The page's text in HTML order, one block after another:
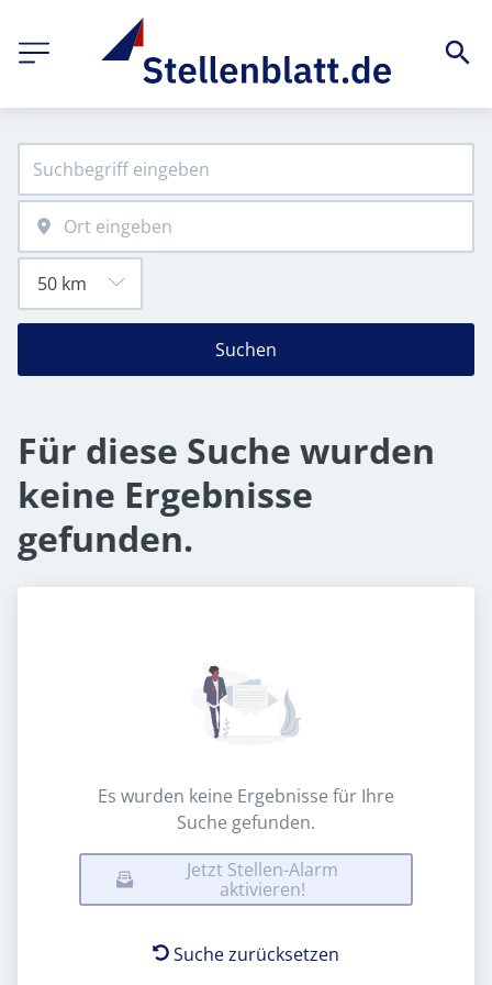
Suchen
Für diese Suche wurden
keine Ergebnisse
gefunden.
Es wurden keine Ergebnisse für Ihre
Suche gefunden.
Jetzt Stellen-Alarm
aktivieren!
Suche zurücksetzen